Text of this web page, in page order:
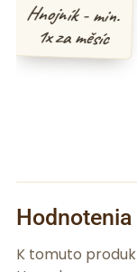
Hnojník - min.
1x za měsíc
K tomuto